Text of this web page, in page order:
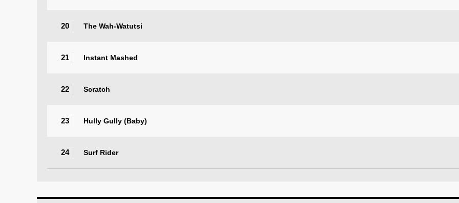
20 The Wah-Watutsi
21 Instant Mashed
22 Scratch
23 Hully Gully (Baby)
24 Surf Rider